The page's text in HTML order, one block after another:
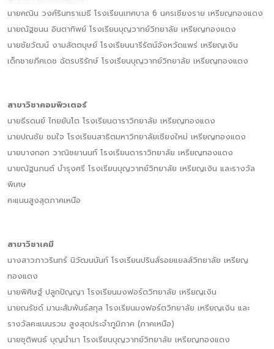
นายคณิน วงศ์รินทราเมธี โรงเรียนเทศบาล 6 นครเชียงราย เหรียญทองแดง
นายณัฐชนน อินตาทิพย์ โรงเรียนบุญวาทย์วิทยาลัย เหรียญทองแดง
นายชัยวัฒน์ งามสัตตบุษย์ โรงเรียนนารีรัตน์จังหวัดแพร่ เหรียญเงิน
เด็กชายภีศเดช ฉัตรบริรักษ์ โรงเรียนบุญวาทย์วิทยาลัย เหรียญทองแดง
สาขาวิชาคอมพิวเตอร์
นายธีรดนย์ ไทยยันโต โรงเรียนดาราวิทยาลัย เหรียญทองแดง
นายปณชัย ชมใจ โรงเรียนสาธิตมหาวิทยาลัยเชียงใหม่ เหรียญทองแดง
นายบางกอก วาณิชยานนท์ โรงเรียนดาราวิทยาลัย เหรียญทองแดง
นายณัฐนภนต์ บำรุงศรี โรงเรียนบุญวาทย์วิทยาลัย เหรียญเงิน และรางวัล
พิเศษ
คะแนนสูงสุดภาคเหนือ
สาขาวิชาเคมี
นางสาวภาวรินทร์ นิวัฒนนันท์ โรงเรียนปรินส์รอยแยลส์วิทยาลัย เหรียญ
ทองแดง
นายพิศิษฐ์ ปลูกปัญญา โรงเรียนมงฟอร์ตวิทยาลัย เหรียญเงิน
นายณรัชด์ มานะสัมพันธ์สกุล โรงเรียนมงฟอร์ตวิทยาลัย เหรียญเงิน และ
รางวัลคะแนนรวม สูงสุดประจำภูมิภาค (ภาคเหนือ)
นายชุติพนธ์ บุญนำมา โรงเรียนบุญวาทย์วิทยาลัย เหรียญทองแดง